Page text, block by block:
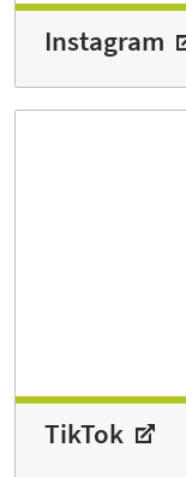
Instagram
TikTok